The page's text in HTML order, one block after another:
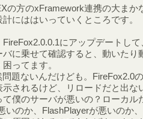
の方のxFramework連携の大ま
計にははいっていくところです。
FireFox2.0.0.1にアップデートし
バに乗せて確認すると、動いた
ってます。
問題ないんだけども。FireFox2.0
示されるけど、リロードだと出な
て僕のサーバが悪いの？ローカル
いのか、FlashPlayerが悪いのか